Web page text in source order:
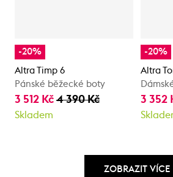
-20%
Altra Timp 6
Pánské běžecké boty
3 512 Kč 4 390 Kč
Skladem
-20%
Altra
3 352
ZOBRAZIT VÍCE